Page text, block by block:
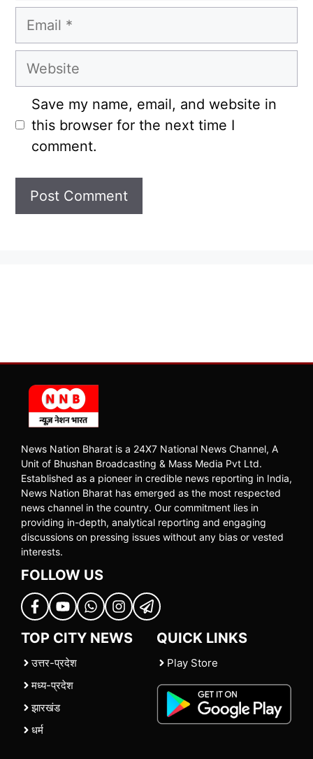
Email
Website
Save my name, email, and website in
this browser for the next time I
comment.
News Nation Bharat is a 24X7 National News Channel, A
Unit of Bhushan Broadcasting & Mass Media Pvt Ltd.
Established as a pioneer in credible news reporting in India,
News Nation Bharat has emerged as the most respected
news channel in the country. Our commitment lies in
providing in-depth, analytical reporting and engaging
discussions on pressing issues without any bias or vested
interests.
FOLLOW US
TOP CITY NEWS
उत्तर-प्रदेश
मध्य-प्रदेश
झारखंड
धर्म
QUICK LINKS
Play Store